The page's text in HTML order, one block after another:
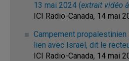
13 mai 2024 (extrait vidéo
ICI Radio-Canada, 14 mai
Campement propalestinien :
lien avec Israël, dit le
ICI Radio-Canada, 14 mai